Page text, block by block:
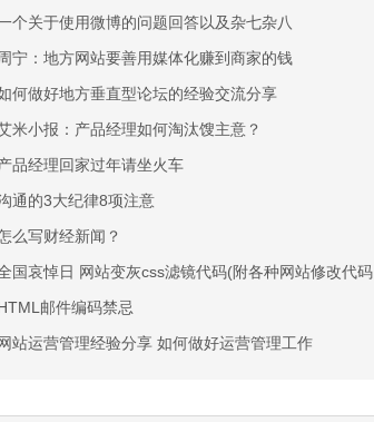
个关于使用微博的问题回答以及杂七杂八
周宁：地方网站要善用媒体化赚到商家的钱
何做好地方垂直型论坛的经验交流分享
米小报：产品经理如何淘汰馊主意？
品经理回家过年请坐火车
通的3大纪律8项注意
么写财经新闻？
国哀悼日 网站变灰css滤镜代码(附各种网站修改代码)
邮件编码禁忌
网站运营管理经验分享 如何做好运营管理工作